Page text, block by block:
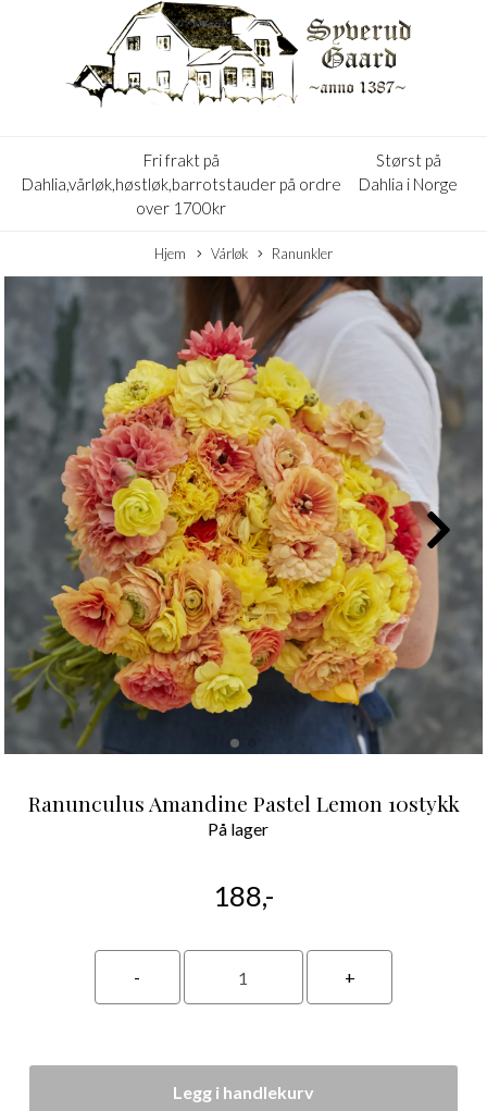
Fri frakt på
Dahlia,vårløk,høstløk,barrotstauder på ordre
over 1700kr
Størst på
Dahlia i Norge
Hjem Vårløk Ranunkler
Ranunculus Amandine Pastel Lemon 10stykk
På lager
188,-
Legg i handlekurv